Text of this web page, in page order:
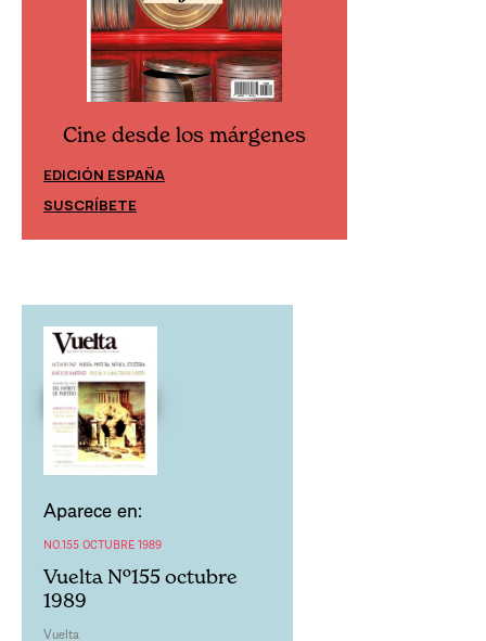
Cine desde los márgenes
EDICIÓN ESPAÑA
SUSCRÍBETE
Aparece en:
NO.155 OCTUBRE 1989
Vuelta Nº155 octubre
1989
Vuelta